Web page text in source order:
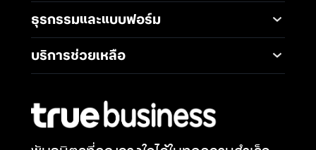
Broadband Internet
Business Network
Wireless Network
International Gateway
Communications
Productivity and
Collaboration
Solutions
Network & Operation
Security
โซลูชันสำหรับ SME
ธุรกรรมและแบบฟอร์ม
ช่องทางการชำระค่าบริการ
การโอนกรรมสิทธิ์
การแต่งตั้งทรูเป็นตัวแทน
หักและนำส่งภาษี ณ ที่จ่าย
บริการช่วยเหลือ
คำถามที่พบบ่อย